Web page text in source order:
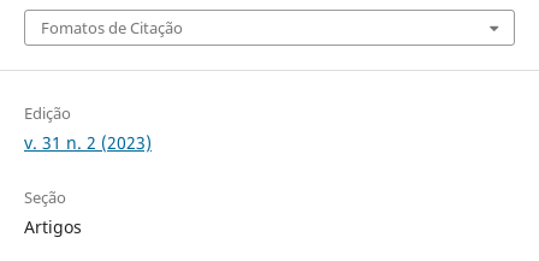
Fomatos de Citação
Edição
v. 31 n. 2 (2023)
Seção
Artigos